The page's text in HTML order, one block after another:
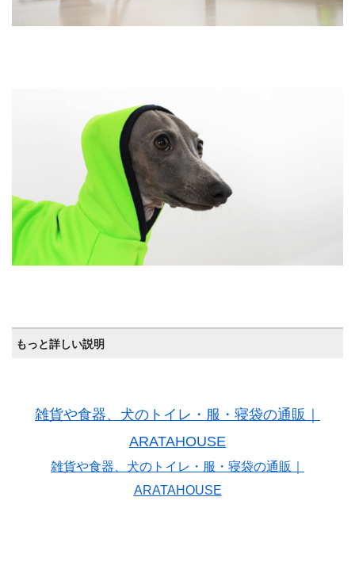
もっと詳しい説明
雑貨や食器、犬のトイレ・服・寝袋の通販｜
ARATAHOUSE
雑貨や食器、犬のトイレ・服・寝袋の通販｜
ARATAHOUSE